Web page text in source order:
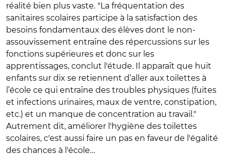
réalité bien plus vaste. "La fréquentation des
sanitaires scolaires participe à la satisfaction des
besoins fondamentaux des élèves dont le non-
assouvissement entraîne des répercussions sur les
fonctions supérieures et donc sur les
apprentissages, conclut l'étude. Il apparaît que huit
enfants sur dix se retiennent d’aller aux toilettes à
l’école ce qui entraîne des troubles physiques (fuites
et infections urinaires, maux de ventre, constipation,
etc.) et un manque de concentration au travail."
Autrement dit, améliorer l'hygiène des toilettes
scolaires, c'est aussi faire un pas en faveur de l'égalité
des chances à l'école…